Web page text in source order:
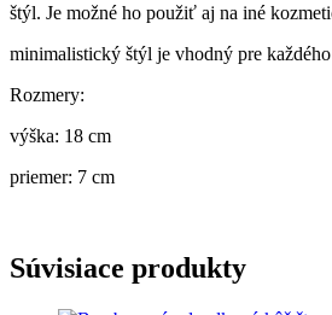
štýl. Je možné ho použiť aj na iné
minimalistický štýl je vhodný pre
Rozmery:
výška: 18 cm
priemer: 7 cm
Súvisiace produkty